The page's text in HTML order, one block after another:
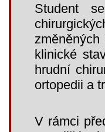
Student
klinické
hrudní
ortopedii a
V rámci